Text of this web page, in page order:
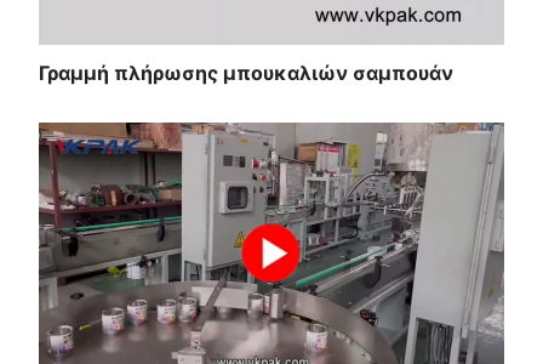
Γραμμή πλήρωσης μπουκαλιών σαμπουάν